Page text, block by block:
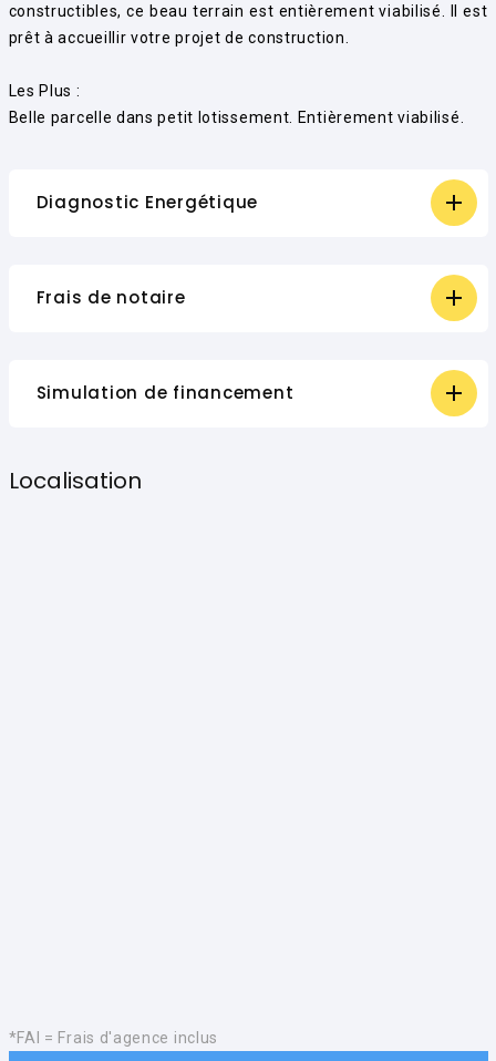
constructibles, ce beau terrain est entièrement viabilisé. Il est
prêt à accueillir votre projet de construction.
Les Plus :
Belle parcelle dans petit lotissement. Entièrement viabilisé.
Diagnostic Energétique
Frais de notaire
Simulation de financement
Localisation
*FAI = Frais d'agence inclus